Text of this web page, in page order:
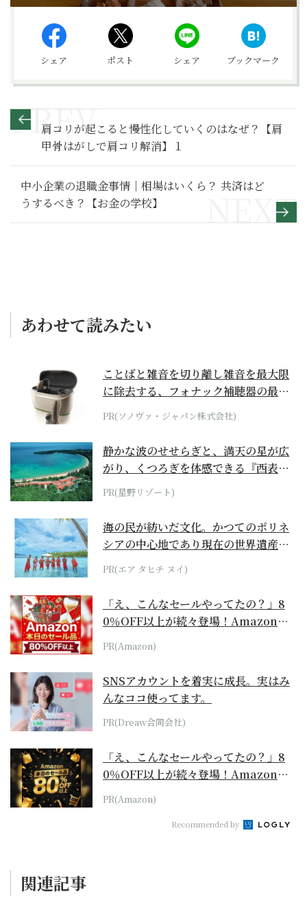
シェア ポスト シェア ブックマーク
肩コリが起こると慢性化していくのはなぜ？【肩
甲骨はがしで肩コリ解消】１
中小企業の退職金事情｜相場はいくら？ 共済はど
うするべき？【お金の学校】
あわせて読みたい
ことばと雑音を切り離し雑音を最大限
に除去する、フォナック補聴器の最上
位モデル
PR(ソノヴァ・ジャパン株式会社)
静かな波のせせらぎと、満天の星が広
がり、くつろぎを体感できる『西表島
ホテル by...
PR(星野リゾート)
海の民が紡いだ文化。かつてのポリネ
シアの中心地であり現在の世界遺産か
らみえてくる...
PR(エア タヒチ ヌイ)
「え、こんなセールやってたの？」8
0％OFF以上が続々登場！Amazonの
本気が...
PR(Amazon)
SNSアカウントを着実に成長。実はみ
んなココ使ってます。
PR(Dreaw合同会社)
「え、こんなセールやってたの？」8
0％OFF以上が続々登場！Amazonの
本気が...
PR(Amazon)
Recommended by
関連記事